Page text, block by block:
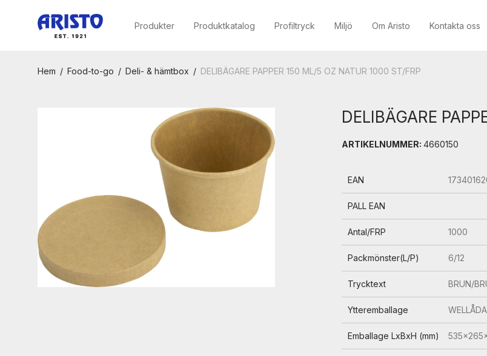
Produkter Produktkatalog Profiltryck Miljö Om Aristo Kontakta oss
Hem / Food-to-go / Deli- & hämtbox / DELIBÄGARE PAPPER 150 ML/5 OZ NATUR 1000 ST/FRP
DELIBÄGARE
ARTIKELNUMMER: 4660150
EAN
PALL EAN
Antal/FRP 1000
Packmönster(L/P) 6/12
Trycktext BRUN/
Ytteremballage WELLÅDA
Emballage LxBxH (mm)